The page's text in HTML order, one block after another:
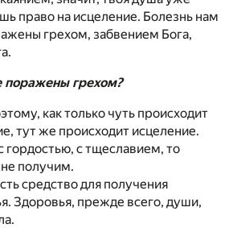
право на исцеление. Болезнь нам
грехом, забвением Бога,
грехом?
как только чуть происходит
тут же происходит исцеление.
с тщеславием, то
получим.
средство для получения
Здоровья, прежде всего, души,